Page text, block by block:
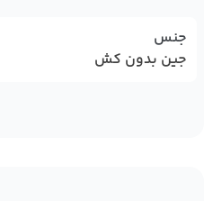
جنس
جین بدون کش